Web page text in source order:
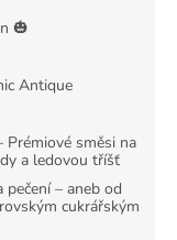
🎃
Antique
Prémiové směsi na
a ledovou tříšť
pečení – aneb od
cukrářským